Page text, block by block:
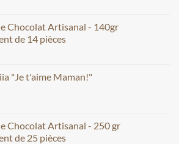
Chocolat Artisanal - 140gr
de 14 pièces
"Je t'aime Maman!"
Chocolat Artisanal - 250 gr
de 25 pièces